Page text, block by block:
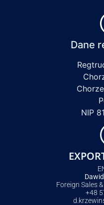
Dane
NIP
Foreign Sales
+48